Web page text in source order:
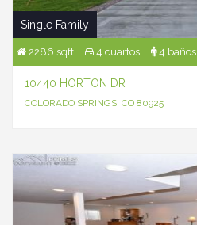
Single Family
2286 sqft 4 cuartos 4 baños
10440 HORTON DR
COLORADO SPRINGS, CO 80925